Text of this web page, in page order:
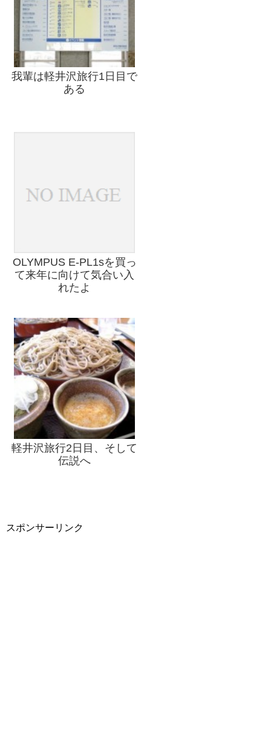
我輩は軽井沢旅行1日目で
ある
OLYMPUS E-PL1sを買っ
て来年に向けて気合い入
れたよ
軽井沢旅行2日目、そして
伝説へ
スポンサーリンク